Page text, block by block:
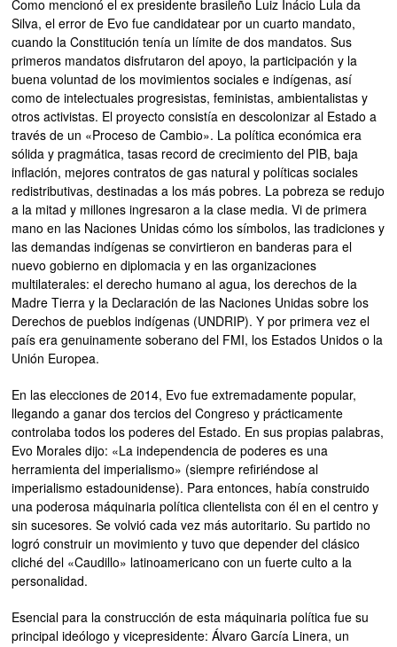
Como mencionó el ex presidente brasileño Luiz Inácio Lula da
Silva, el error de Evo fue candidatear por un cuarto mandato,
cuando la Constitución tenía un límite de dos mandatos. Sus
primeros mandatos disfrutaron del apoyo, la participación y la
buena voluntad de los movimientos sociales e indígenas, así
como de intelectuales progresistas, feministas, ambientalistas y
otros activistas. El proyecto consistía en descolonizar al Estado a
través de un «Proceso de Cambio». La política económica era
sólida y pragmática, tasas record de crecimiento del PIB, baja
inflación, mejores contratos de gas natural y políticas sociales
redistributivas, destinadas a los más pobres. La pobreza se redujo
a la mitad y millones ingresaron a la clase media. Vi de primera
mano en las Naciones Unidas cómo los símbolos, las tradiciones y
las demandas indígenas se convirtieron en banderas para el
nuevo gobierno en diplomacia y en las organizaciones
multilaterales: el derecho humano al agua, los derechos de la
Madre Tierra y la Declaración de las Naciones Unidas sobre los
Derechos de pueblos indígenas (UNDRIP). Y por primera vez el
país era genuinamente soberano del FMI, los Estados Unidos o la
Unión Europea.
En las elecciones de 2014, Evo fue extremadamente popular,
llegando a ganar dos tercios del Congreso y prácticamente
controlaba todos los poderes del Estado. En sus propias palabras,
Evo Morales dijo: «La independencia de poderes es una
herramienta del imperialismo» (siempre refiriéndose al
imperialismo estadounidense). Para entonces, había construido
una poderosa máquinaria política clientelista con él en el centro y
sin sucesores. Se volvió cada vez más autoritario. Su partido no
logró construir un movimiento y tuvo que depender del clásico
cliché del «Caudillo» latinoamericano con un fuerte culto a la
personalidad.
Esencial para la construcción de esta máquinaria política fue su
principal ideólogo y vicepresidente: Álvaro García Linera, un